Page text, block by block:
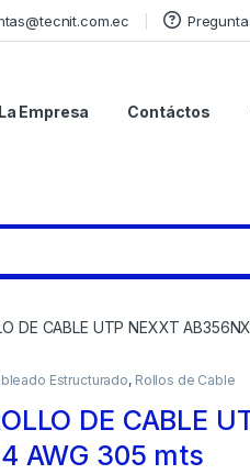
La Empresa Contáctos
DE CABLE UTP NEXXT
Estructurado, Rollos de Cable
DE CABLE
AWG 305 mts